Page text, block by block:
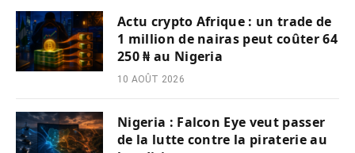
Actu crypto Afrique : un trade de
1 million de nairas peut coûter 64
250 ₦ au Nigeria
10 AOÛT 2026
Nigeria : Falcon Eye veut passer
de la lutte contre la piraterie au